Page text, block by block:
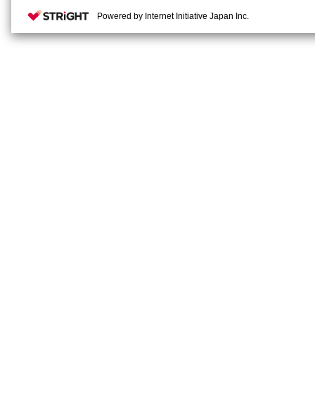
Powered by Internet Initiative Japan Inc.